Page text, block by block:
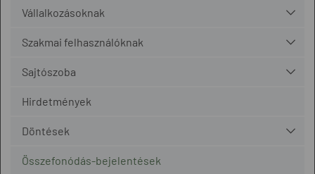
Vállalkozásoknak
Szakmai felhasználóknak
Sajtószoba
Hirdetmények
Döntések
Összefonódás-bejelentések